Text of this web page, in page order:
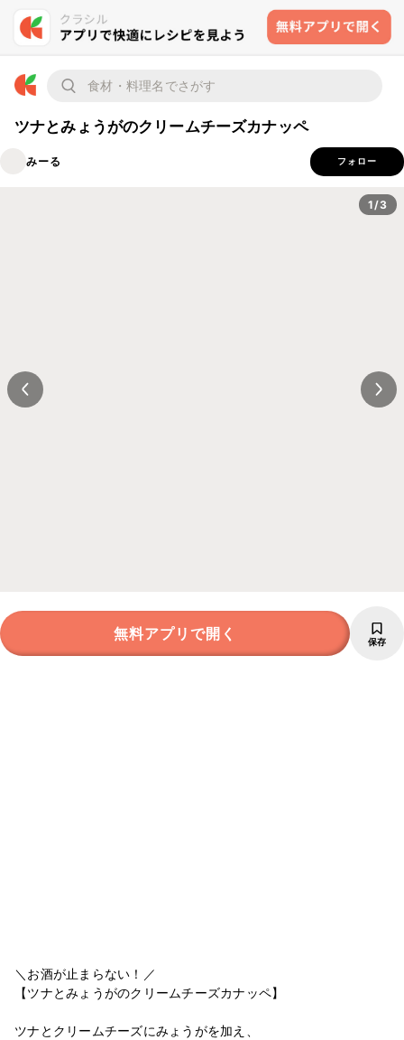
ツナとみょうがのクリームチーズカナッペ
みーる フォロー
1/3
無料アプリで開く 保存
＼お酒が止まらない！／
【ツナとみょうがのクリームチーズカナッペ】
ツナとクリームチーズにみょうがを加え、